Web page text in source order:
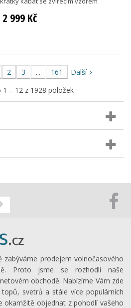
2 999 Kč
2 3 ... 161
Další
1 – 12 z 1928 položek
zabýváme prodejem volnočasového
Proto jsme se rozhodli naše
obchodě. Nabízíme Vám zde
svetrů a stále více populárních
okamžitě objednat z pohodlí vašeho